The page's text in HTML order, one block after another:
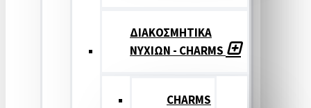
ΔΙΑΚΟΣΜΗΤΙΚΑ
ΝΥΧΙΩΝ - CHARMS
CHARMS